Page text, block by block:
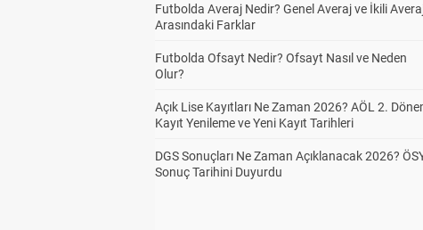
Futbolda Averaj Nedir? Genel Averaj ve İkili
Arasındaki Farklar
Futbolda Ofsayt Nedir? Ofsayt Nasıl ve Neden
Olur?
Açık Lise Kayıtları Ne Zaman 2026? AÖL 2.
Kayıt Yenileme ve Yeni Kayıt Tarihleri
DGS Sonuçları Ne Zaman Açıklanacak 2026?
Sonuç Tarihini Duyurdu